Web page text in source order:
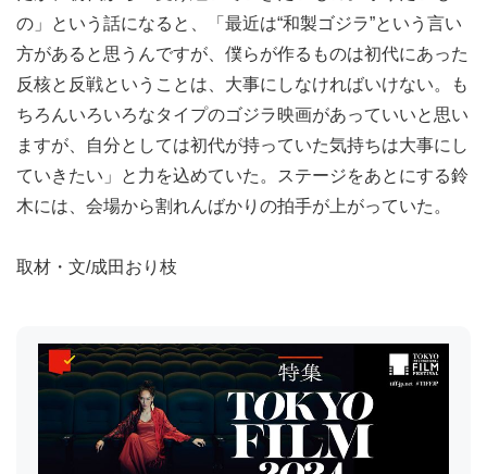
の」という話になると、「最近は“和製ゴジラ”という言い
方があると思うんですが、僕らが作るものは初代にあった
反核と反戦ということは、大事にしなければいけない。も
ちろんいろいろなタイプのゴジラ映画があっていいと思い
ますが、自分としては初代が持っていた気持ちは大事にし
ていきたい」と力を込めていた。ステージをあとにする鈴
木には、会場から割れんばかりの拍手が上がっていた。
取材・文/成田おり枝